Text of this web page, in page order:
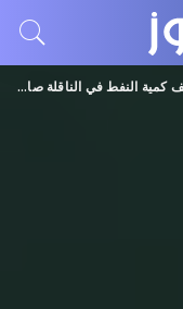
في الناقلة صافر قبالة اليمن